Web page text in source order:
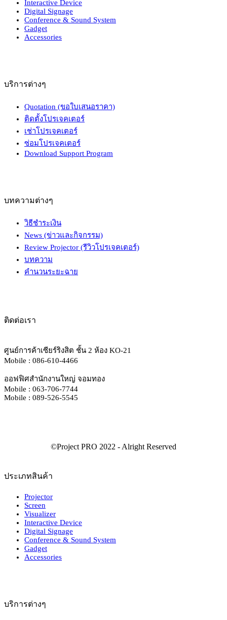
Interactive Device
Digital Signage
Conference & Sound System
Gadget
Accessories
บริการต่างๆ
Quotation (ขอใบเสนอราคา)
ติดตั้งโปรเจคเตอร์
เช่าโปรเจคเตอร์
ซ่อมโปรเจคเตอร์
Download Support Program
บทความต่างๆ
วิธีชำระเงิน
News (ข่าวและกิจกรรม)
Review Projector (รีวิวโปรเจคเตอร์)
บทความ
คำนวนระยะฉาย
ติดต่อเรา
ศูนย์การค้าเซียร์ริงสิต ชั้น 2 ห้อง KO-21
Mobile : 086-610-4466
ออฟฟิศสำนักงานใหญ่ จอมทอง
Mobile : 063-706-7744
Mobile : 089-526-5545
ประเภทสินค้า
Projector
Screen
Visualizer
Interactive Device
Digital Signage
Conference & Sound System
Gadget
Accessories
บริการต่างๆ